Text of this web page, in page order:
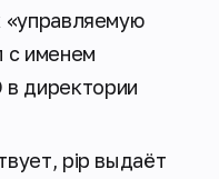
«управляемую
с именем
в директории
pip выдаёт